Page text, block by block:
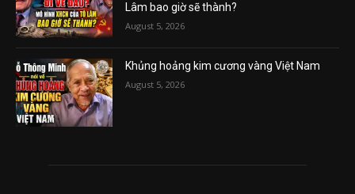
Lâm bao giờ sẽ thành?
August 5, 2026
Khủng hoảng kim cương vàng Việt Nam
August 5, 2026